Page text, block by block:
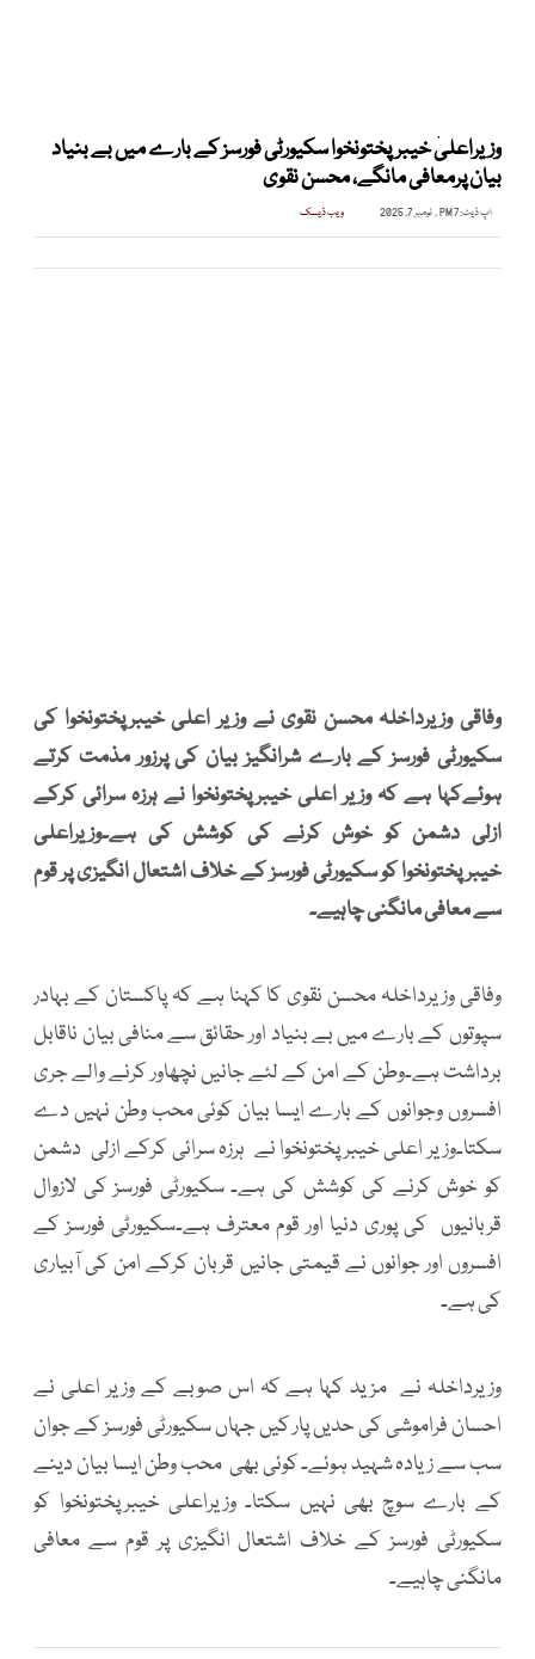
وزیراعلیٰ خیبرپختونخوا سکیورٹی فورسز کے بارے میں بے بنیاد
بیان پرمعافی مانگے، محسن نقوی
اپ ڈیٹ:7 PM , نومبر 7, 2025 ویب ڈیسک
وفاقی وزیرداخلہ محسن نقوی نے وزیر اعلی خیبرپختونخوا کی
سکیورٹی فورسز کے بارے شرانگیز بیان کی پرزور مذمت کرتے
ہوئےکہا ہے کہ وزیر اعلی خیبرپختونخوا نے ہرزہ سرائی کرکے
ازلی دشمن کو خوش کرنے کی کوشش کی ہے۔وزیراعلی
خیبرپختونخوا کو سکیورٹی فورسز کے خلاف اشتعال انگیزی پر قوم
سے معافی مانگنی چاہیے۔
وفاقی وزیرداخلہ محسن نقوی کا کہنا ہے کہ پاکستان کے بہادر
سپوتوں کے بارے میں بے بنیاد اور حقائق سے منافی بیان ناقابل
برداشت ہے۔وطن کے امن کے لئے جانیں نچھاور کرنے والے جری
افسروں وجوانوں کے بارے ایسا بیان کوئی محب وطن نہیں دے
سکتا۔وزیر اعلی خیبرپختونخوا نے ہرزہ سرائی کرکے ازلی دشمن
کو خوش کرنے کی کوشش کی ہے۔ سکیورٹی فورسز کی لازوال
قربانیوں کی پوری دنیا اور قوم معترف ہے۔سکیورٹی فورسز کے
افسروں اور جوانوں نے قیمتی جانیں قربان کرکے امن کی آبیاری
کی ہے۔
وزیرداخلہ نے مزید کہا ہے کہ اس صوبے کے وزیر اعلی نے
احسان فراموشی کی حدیں پار کیں جہاں سکیورٹی فورسز کے جوان
سب سے زیادہ شہید ہوئے۔ کوئی بھی محب وطن ایسا بیان دینے
کے بارے سوچ بھی نہیں سکتا۔ وزیراعلی خیبرپختونخوا کو
سکیورٹی فورسز کے خلاف اشتعال انگیزی پر قوم سے معافی
مانگنی چاہیے۔